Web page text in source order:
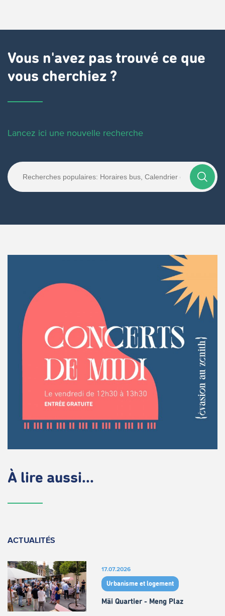
Vous n'avez pas trouvé ce que
vous cherchiez ?
Lancez ici une nouvelle recherche
À lire aussi...
ACTUALITÉS
17.07.2026
Urbanisme et logement
Mäi Quartier - Meng Plaz